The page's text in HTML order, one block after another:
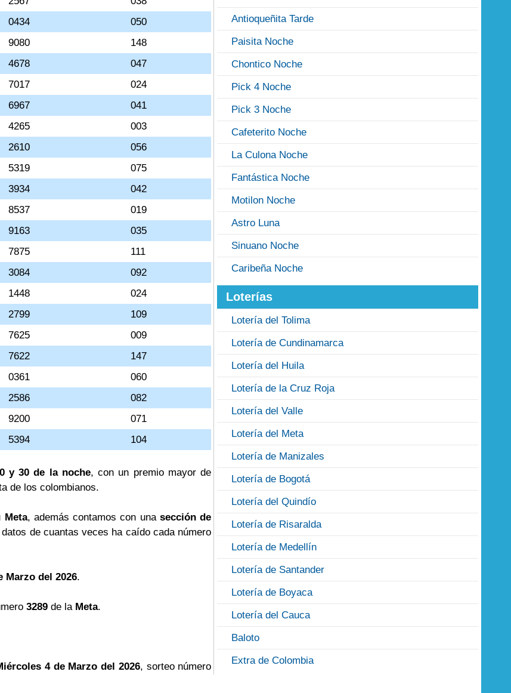
0434
050
9080
148
4678
047
7017
024
6967
041
4265
003
2610
056
5319
075
3934
042
8537
019
9163
035
7875
111
3084
092
1448
024
2799
109
7625
009
7622
147
0361
060
2586
082
9200
071
5394 104
y 30 de la noche, con un premio mayor de
de los colombianos.
Meta, además contamos con una sección de
de cuantas veces ha caído cada número
Marzo del 2026.
3289 de la Meta.
4 de Marzo del 2026, sorteo número
Antioqueñita Tarde
Paisita Noche
Chontico Noche
Pick 4 Noche
Pick 3 Noche
Cafeterito Noche
La Culona Noche
Fantástica Noche
Motilon Noche
Astro Luna
Sinuano Noche
Caribeña Noche
Loterías
Lotería del Tolima
Lotería de Cundinamarca
Lotería del Huila
Lotería de la Cruz Roja
Lotería del Valle
Lotería del Meta
Lotería de Manizales
Lotería de Bogotá
Lotería del Quindío
Lotería de Risaralda
Lotería de Medellín
Lotería de Santander
Lotería de Boyaca
Lotería del Cauca
Baloto
Extra de Colombia